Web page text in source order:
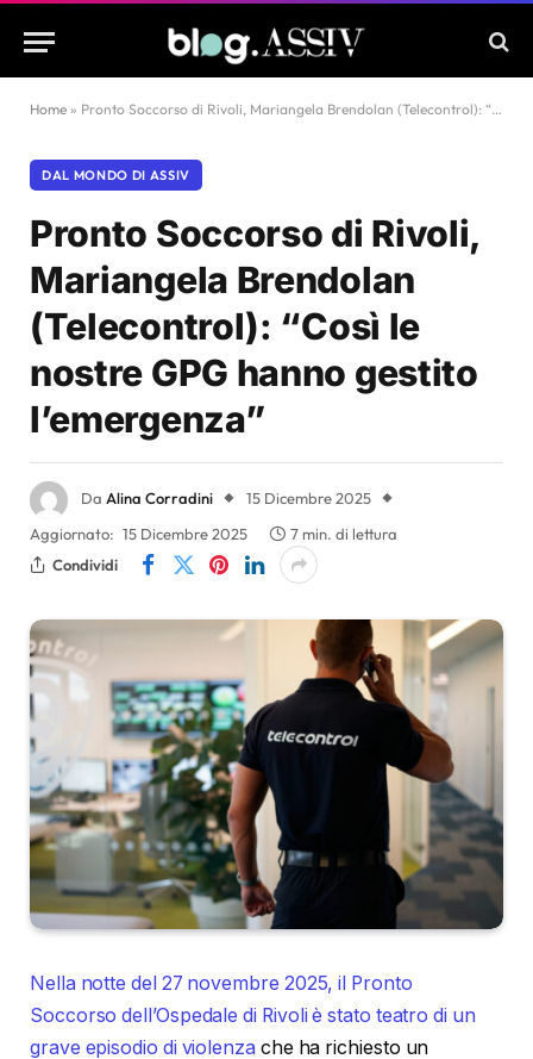
Home » Pronto Soccorso di Rivoli, Mariangela Brendolan (Telecontrol): “Così le nostre GPG hanno gestito l’emergenza”
DAL MONDO DI ASSIV
Pronto Soccorso di Rivoli,
Mariangela Brendolan
(Telecontrol): “Così le
nostre GPG hanno gestito
l’emergenza”
Da Alina Corradini
15 Dicembre 2025
Aggiornato: 15 Dicembre 2025
7 min. di lettura
Condividi
Nella notte del 27 novembre 2025, il Pronto
Soccorso dell’Ospedale di Rivoli è stato teatro di un
grave episodio di violenza che ha richiesto un